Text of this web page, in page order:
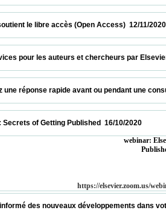
soutient le libre accès (Open
pour les auteurs et chercheurs
une réponse rapide avant ou
Secrets of Getting Published  16/
webinar:
https://elsevier.zoom.us/
informé des nouveaux